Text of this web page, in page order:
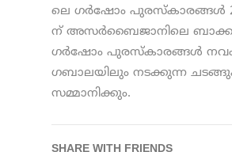
ലെ ഗർഷോം പുരസ്‌കാരങ്ങൾ
ന് അസർബൈജാനിലെ
ഗർഷോം പുരസ്‌കാരങ്ങൾ
ഗബാലയിലും നടക്കുന്ന
സമ്മാനിക്കും.
SHARE WITH FRIENDS